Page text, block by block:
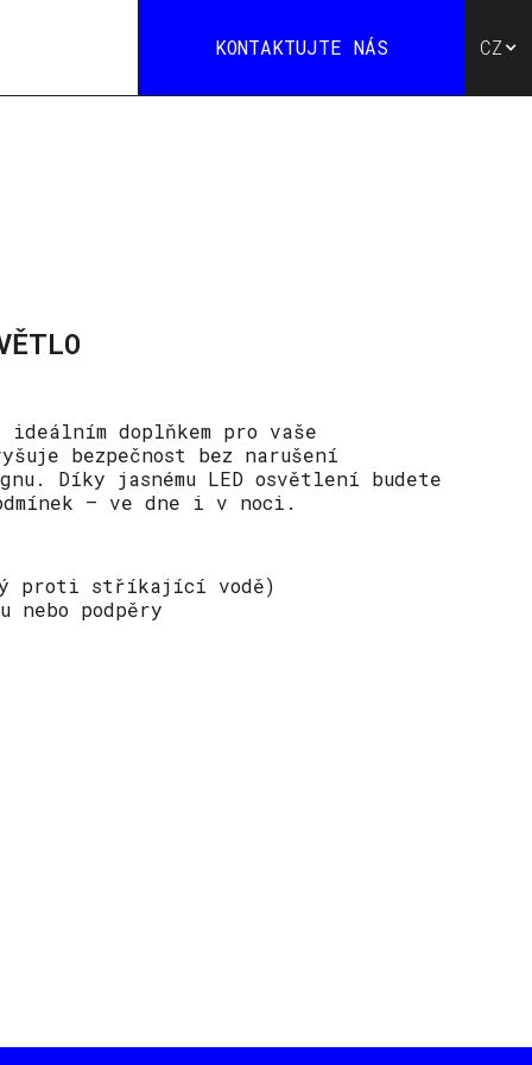
KONTAKTUJTE NÁS CZ
doplňkem pro vaše
bezpečnost bez narušení
Díky jasnému LED osvětlení budete
— ve dne i v noci.
proti stříkající vodě)
nebo podpěry